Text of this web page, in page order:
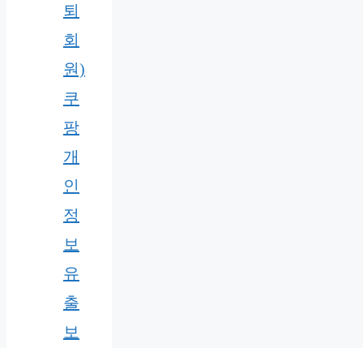
퇴
회
원)
쿠
팡
개
인
정
보
유
출
보